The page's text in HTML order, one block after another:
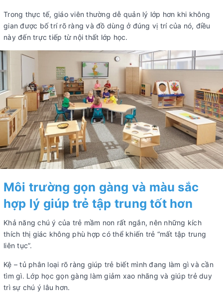
Trong thực tế, giáo viên thường dễ quản lý lớp hơn khi không
gian được bố trí rõ ràng và đồ dùng ở đúng vị trí của nó, điều
này đến trực tiếp từ nội thất lớp học.
Môi trường gọn gàng và màu sắc
hợp lý giúp trẻ tập trung tốt hơn
Khả năng chú ý của trẻ mầm non rất ngắn, nên những kích
thích thị giác không phù hợp có thể khiến trẻ “mất tập trung
liên tục”.
Kệ – tủ phân loại rõ ràng giúp trẻ biết mình đang làm gì và cần
tìm gì. Lớp học gọn gàng làm giảm xao nhãng và giúp trẻ duy
trì sự chú ý lâu hơn.